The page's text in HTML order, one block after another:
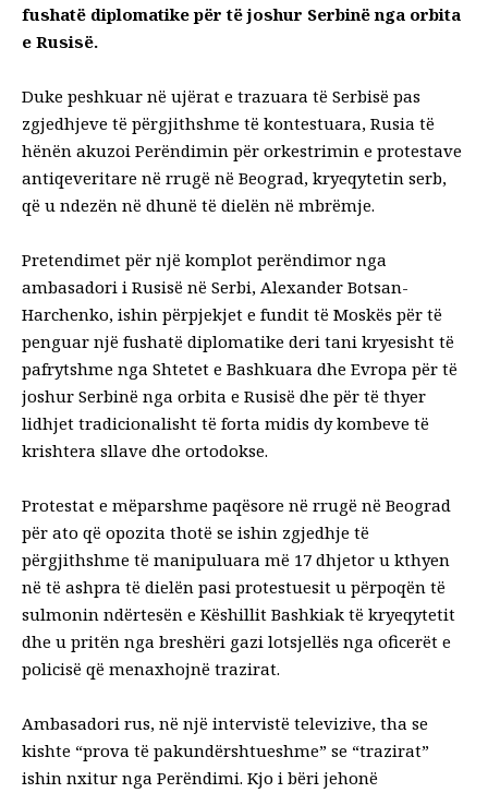
fushatë diplomatike për të joshur Serbinë nga orbita
e Rusisë.
Duke peshkuar në ujërat e trazuara të Serbisë pas
zgjedhjeve të përgjithshme të kontestuara, Rusia të
hënën akuzoi Perëndimin për orkestrimin e protestave
antiqeveritare në rrugë në Beograd, kryeqytetin serb,
që u ndezën në dhunë të dielën në mbrëmje.
Pretendimet për një komplot perëndimor nga
ambasadori i Rusisë në Serbi, Alexander Botsan-
Harchenko, ishin përpjekjet e fundit të Moskës për të
penguar një fushatë diplomatike deri tani kryesisht të
pafrytshme nga Shtetet e Bashkuara dhe Evropa për të
joshur Serbinë nga orbita e Rusisë dhe për të thyer
lidhjet tradicionalisht të forta midis dy kombeve të
krishtera sllave dhe ortodokse.
Protestat e mëparshme paqësore në rrugë në Beograd
për ato që opozita thotë se ishin zgjedhje të
përgjithshme të manipuluara më 17 dhjetor u kthyen
në të ashpra të dielën pasi protestuesit u përpoqën të
sulmonin ndërtesën e Këshillit Bashkiak të kryeqytetit
dhe u pritën nga breshëri gazi lotsjellës nga oficerët e
policisë që menaxhojnë trazirat.
Ambasadori rus, në një intervistë televizive, tha se
kishte “prova të pakundërshtueshme” se “trazirat”
ishin nxitur nga Perëndimi. Kjo i bëri jehonë